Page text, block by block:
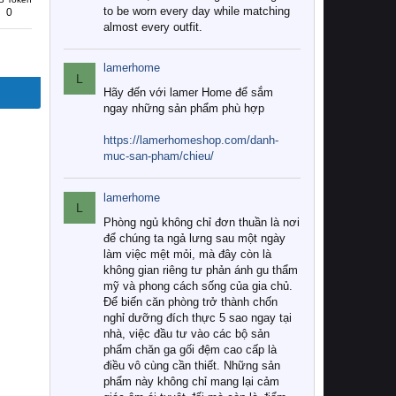
0
to be worn every day while matching
almost every outfit.
L
lamerhome
Hãy đến với lamer Home để sắm
ngay những sản phẩm phù hợp
https://lamerhomeshop.com/danh-
muc-san-pham/chieu/
L
lamerhome
Phòng ngủ không chỉ đơn thuần là nơi
để chúng ta ngả lưng sau một ngày
làm việc mệt mỏi, mà đây còn là
không gian riêng tư phản ánh gu thẩm
mỹ và phong cách sống của gia chủ.
Để biến căn phòng trở thành chốn
nghỉ dưỡng đích thực 5 sao ngay tại
nhà, việc đầu tư vào các bộ sản
phẩm chăn ga gối đệm cao cấp là
điều vô cùng cần thiết. Những sản
phẩm này không chỉ mang lại cảm